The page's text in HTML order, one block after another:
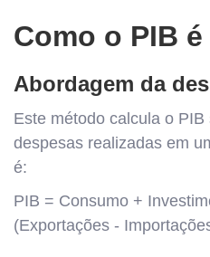
Como o PIB
Abordagem da
Este método calcula o
despesas realizadas em
é:
PIB = Consumo +
(Exportações -